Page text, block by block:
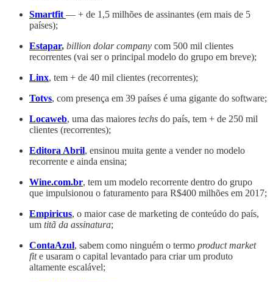
Smartfit — + de 1,5 milhões de assinantes (em mais de 5
países);
Estapar, billion dolar company com 500 mil clientes
recorrentes (vai ser o principal modelo do grupo em breve);
Linx, tem + de 40 mil clientes (recorrentes);
Totvs, com presença em 39 países é uma gigante do software;
Locaweb, uma das maiores techs do país, tem + de 250 mil
clientes (recorrentes);
Editora Abril, ensinou muita gente a vender no modelo
recorrente e ainda ensina;
Wine.com.br, tem um modelo recorrente dentro do grupo
que impulsionou o faturamento para R$400 milhões em 2017;
Empiricus, o maior case de marketing de conteúdo do país,
um titã da assinatura;
ContaAzul, sabem como ninguém o termo product market
fite usaram o capital levantado para criar um produto
altamente escalável;